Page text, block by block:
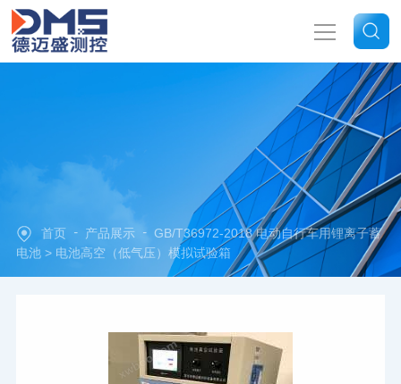
产品中心
新闻中心
联系我们
首页 - 产品展示 - GB/T36972-2018 电动自行车用锂离子蓄
电池> 电池高空（低气压）模拟试验箱